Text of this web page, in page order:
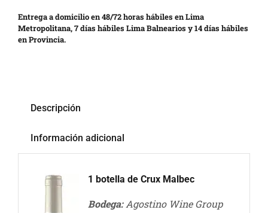
Entrega a domicilio en 48/72 horas hábiles en Lima
Metropolitana, 7 días hábiles Lima Balnearios y 14 días hábiles
en Provincia.
Descripción
Información adicional
1 botella de Crux Malbec
Bodega:Agostino Wine Group